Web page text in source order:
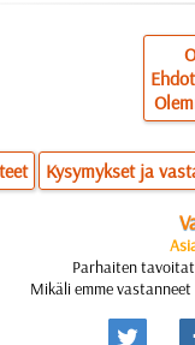
Kysymykset ja
Parhaiten
Mikäli emme